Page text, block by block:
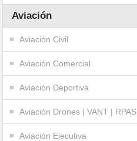
Aviación
Aviación Civil
Aviación Comercial
Aviación Deportiva
Aviación Drones | VANT | RPAS
Aviación Ejecutiva